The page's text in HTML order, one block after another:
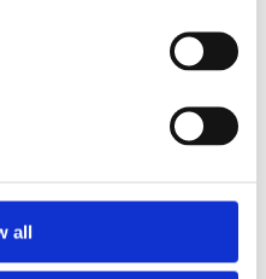
all
antes da experiência.